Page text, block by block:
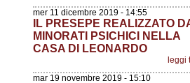
mer 11 dicembre 2019 - 14:55
IL PRESEPE REALIZZATO
MINORATI PSICHICI NELLA
CASA DI LEONARDO
leggi
mar 19 novembre 2019 - 15:10